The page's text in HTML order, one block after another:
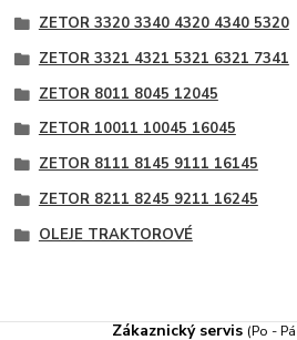
ZETOR 3320 3340 4320 4340 5320
ZETOR 3321 4321 5321 6321 7341
ZETOR 8011 8045 12045
ZETOR 10011 10045 16045
ZETOR 8111 8145 9111 16145
ZETOR 8211 8245 9211 16245
OLEJE TRAKTOROVÉ
Zákaznický servis (Po -